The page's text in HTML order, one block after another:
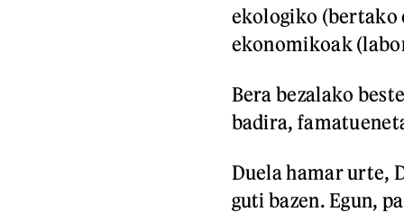
ekologiko (bertako
ekonomikoak
Bera bezalako
badira,
Duela hamar urte,
guti bazen. Egun,